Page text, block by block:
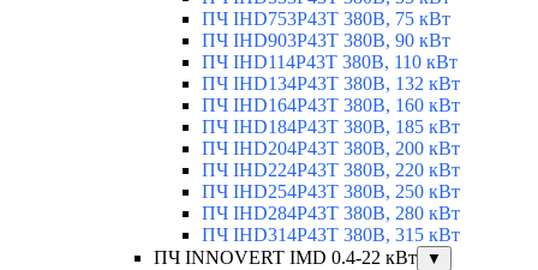
ПЧ IHD753P43T 380В, 75 кВт
ПЧ IHD903P43T 380В, 90 кВт
ПЧ IHD114P43T 380В, 110 кВт
ПЧ IHD134P43T 380В, 132 кВт
ПЧ IHD164P43T 380В, 160 кВт
ПЧ IHD184P43T 380В, 185 кВт
ПЧ IHD204P43T 380В, 200 кВт
ПЧ IHD224P43T 380В, 220 кВт
ПЧ IHD254P43T 380В, 250 кВт
ПЧ IHD284P43T 380В, 280 кВт
ПЧ IHD314P43T 380В, 315 кВт
ПЧ INNOVERT IMD 0.4-22 кВт
▼